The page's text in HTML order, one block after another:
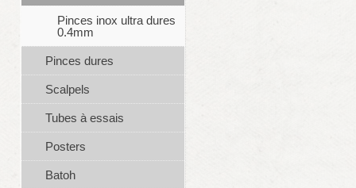
Pinces inox ultra dures
0.4mm
Pinces dures
Scalpels
Tubes à essais
Posters
Batoh